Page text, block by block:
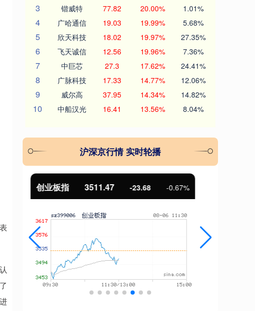
3 锴威特 77.82 20.00% 1.01%
4 广哈通信 19.03 19.99% 5.68%
5 欣天科技 18.02 19.97% 27.35%
6 飞天诚信 12.56 19.96% 7.36%
7 中巨芯 27.3 17.62% 24.41%
8 广脉科技 17.33 14.77% 12.06%
9 威尔高 37.95 14.34% 14.82%
10 中船汉光 16.41 13.56% 8.04%
沪深京行情 实时轮播
基金指数 7227.48 -3.95 -0.05%